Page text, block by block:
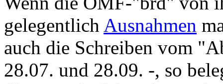
gelegentlich Ausnahmen
auch die Schreiben vom
28.07. und 28.09. -, so